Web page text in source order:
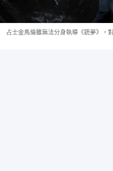
占士金馬倫雖無法分身執導《銃夢》，